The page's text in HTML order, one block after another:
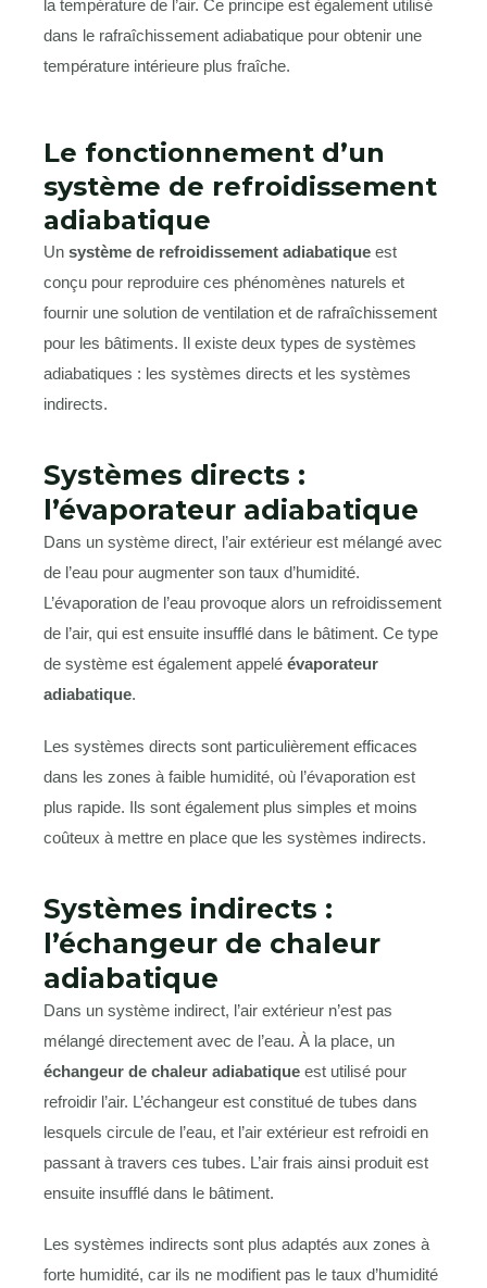
la température de l’air. Ce principe est également utilisé
dans le rafraîchissement adiabatique pour obtenir une
température intérieure plus fraîche.
Le fonctionnement d’un
système de refroidissement
adiabatique
Un système de refroidissement adiabatique est
conçu pour reproduire ces phénomènes naturels et
fournir une solution de ventilation et de rafraîchissement
pour les bâtiments. Il existe deux types de systèmes
adiabatiques : les systèmes directs et les systèmes
indirects.
Systèmes directs :
l’évaporateur adiabatique
Dans un système direct, l’air extérieur est mélangé avec
de l’eau pour augmenter son taux d’humidité.
L’évaporation de l’eau provoque alors un refroidissement
de l’air, qui est ensuite insufflé dans le bâtiment. Ce type
de système est également appelé évaporateur
adiabatique.
Les systèmes directs sont particulièrement efficaces
dans les zones à faible humidité, où l’évaporation est
plus rapide. Ils sont également plus simples et moins
coûteux à mettre en place que les systèmes indirects.
Systèmes indirects :
l’échangeur de chaleur
adiabatique
Dans un système indirect, l’air extérieur n’est pas
mélangé directement avec de l’eau. À la place, un
échangeur de chaleur adiabatique est utilisé pour
refroidir l’air. L’échangeur est constitué de tubes dans
lesquels circule de l’eau, et l’air extérieur est refroidi en
passant à travers ces tubes. L’air frais ainsi produit est
ensuite insufflé dans le bâtiment.
Les systèmes indirects sont plus adaptés aux zones à
forte humidité, car ils ne modifient pas le taux d’humidité